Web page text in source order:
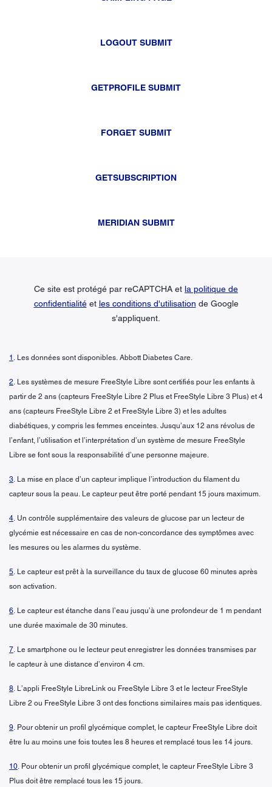
LOGOUT SUBMIT
GETPROFILE SUBMIT
FORGET SUBMIT
GETSUBSCRIPTION
MERIDIAN SUBMIT
Ce site est protégé par reCAPTCHA et la politique de
confidentialitéet les conditions d'utilisation de Google
s'appliquent.
1 . Les données sont disponibles. Abbott Diabetes Care.
2. Les systèmes de mesure FreeStyle Libre sont certifiés pour les enfants à
partir de 2 ans (capteurs FreeStyle Libre 2 Plus et FreeStyle Libre 3 Plus) et 4
ans (capteurs FreeStyle Libre 2 et FreeStyle Libre 3) et les adultes
diabétiques, y compris les femmes enceintes. Jusqu’aux 12 ans révolus de
l’enfant, l’utilisation et l’interprétation d’un système de mesure FreeStyle
Libre se font sous la responsabilité d’une personne majeure.
3. La mise en place d’un capteur implique l’introduction du filament du
capteur sous la peau. Le capteur peut être porté pendant 15 jours maximum.
4. Un contrôle supplémentaire des valeurs de glucose par un lecteur de
glycémie est nécessaire en cas de non-concordance des symptômes avec
les mesures ou les alarmes du système.
5. Le capteur est prêt à la surveillance du taux de glucose 60 minutes après
son activation.
6. Le capteur est étanche dans l’eau jusqu’à une profondeur de 1 m pendant
une durée maximale de 30 minutes.
7. Le smartphone ou le lecteur peut enregistrer les données transmises par
le capteur à une distance d’environ 4 cm.
8. L’appli FreeStyle LibreLink ou FreeStyle Libre 3 et le lecteur FreeStyle
Libre 2 ou FreeStyle Libre 3 ont des fonctions similaires mais pas identiques.
9. Pour obtenir un profil glycémique complet, le capteur FreeStyle Libre doit
être lu au moins une fois toutes les 8 heures et remplacé tous les 14 jours.
10. Pour obtenir un profil glycémique complet, le capteur FreeStyle Libre 3
Plus doit être remplacé tous les 15 jours.